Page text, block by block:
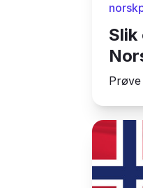
Slik